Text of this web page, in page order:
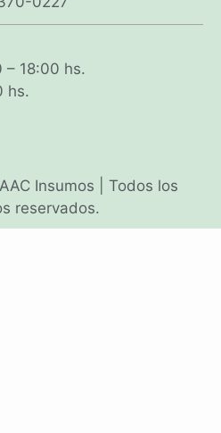
– 18:00 hs.
hs.
Insumos | Todos los
reservados.